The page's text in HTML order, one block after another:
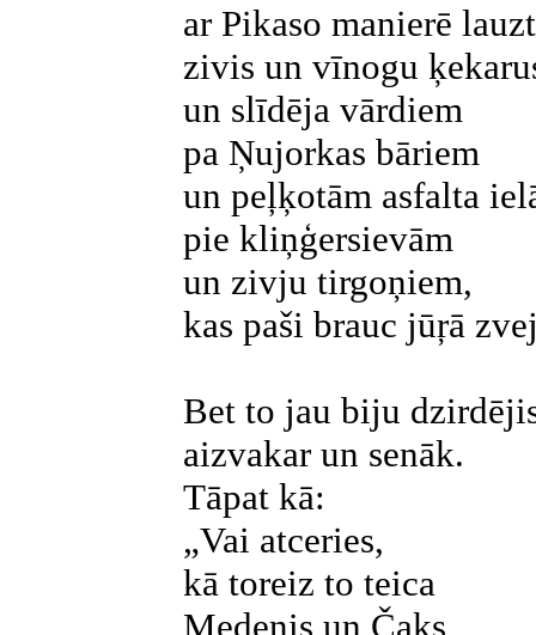
ar Pikaso manierē
zivis un vīnogu
un slīdēja vārdiem
pa Ņujorkas bāriem
un peļķotām asfalta
pie kliņģersievām
un zivju tirgoņiem,
kas paši brauc jūŗā
Bet to jau biju
aizvakar un senāk.
Tāpat kā:
„Vai atceries,
kā toreiz to teica
Medenis un Čaks,